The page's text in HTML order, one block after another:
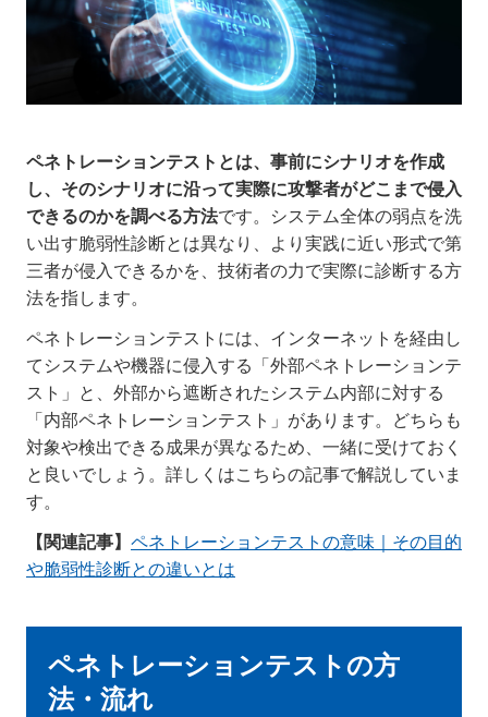
ペネトレーションテストとは、事前にシナリオを作成
し、そのシナリオに沿って実際に攻撃者がどこまで侵入
できるのかを調べる方法です。システム全体の弱点を洗
い出す脆弱性診断とは異なり、より実践に近い形式で第
三者が侵入できるかを、技術者の力で実際に診断する方
法を指します。
ペネトレーションテストには、インターネットを経由し
てシステムや機器に侵入する「外部ペネトレーションテ
スト」と、外部から遮断されたシステム内部に対する
「内部ペネトレーションテスト」があります。どちらも
対象や検出できる成果が異なるため、一緒に受けておく
と良いでしょう。詳しくはこちらの記事で解説していま
す。
【関連記事】 ペネトレーションテストの意味｜その目的
や脆弱性診断との違いとは
ペネトレーションテストの方
法・流れ